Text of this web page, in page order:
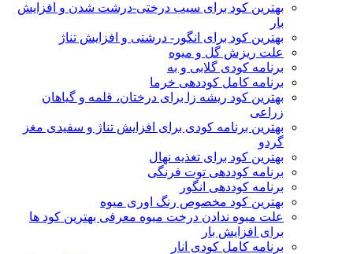
بهترین کود برای سیب درختی-درشت شدن و افزایش
بار
بهترین کود برای انگور- درشتی و افزایش تناژ
علت ریزش گل و میوه
برنامه کودی گلابی و به
برنامه کامل کوددهی خرما
بهترین کود ریشه زا برای درختان، قلمه و گیاهان
زراعی
بهترین برنامه کودی برای افزایش تناژ و سفیدی مغز
گردو
بهترین کود برای تغذیه نهال
برنامه کوددهی توت فرنگی
برنامه کوددهی انگور
بهترین کود مخصوص رنگ اوری میوه
علت میوه ندادن درخت میوه معرفی بهترین کود ها
برای افزایش بار
برنامه کامل کودی انار